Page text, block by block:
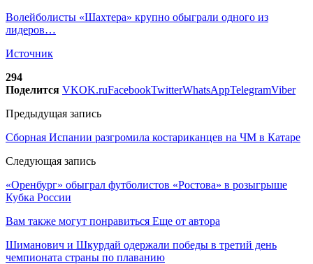
Волейболисты «Шахтера» крупно обыграли одного из
лидеров…
Источник
294
Поделится VKOK.ruFacebookTwitterWhatsAppTelegramViber
Предыдущая запись
Сборная Испании разгромила костариканцев на ЧМ в Катаре
Следующая запись
«Оренбург» обыграл футболистов «Ростова» в розыгрыше
Кубка России
Вам также могут понравиться Еще от автора
Шиманович и Шкурдай одержали победы в третий день
чемпионата страны по плаванию